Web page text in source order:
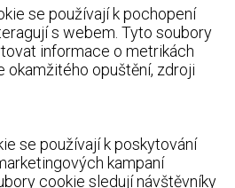
se používají k pochopení
s webem. Tyto soubory
informace o metrikách
okamžitého opuštění, zdroji
se používají k poskytování
kampaní
cookie sledují návštěvníky